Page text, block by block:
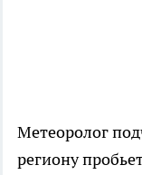
Метеоролог
региону